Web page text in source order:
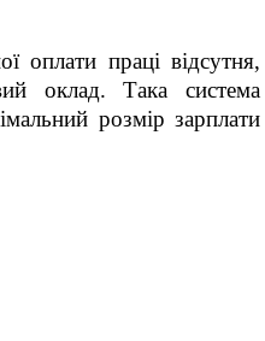
оплати праці відсутня,
оклад. Така система
розмір зарплати